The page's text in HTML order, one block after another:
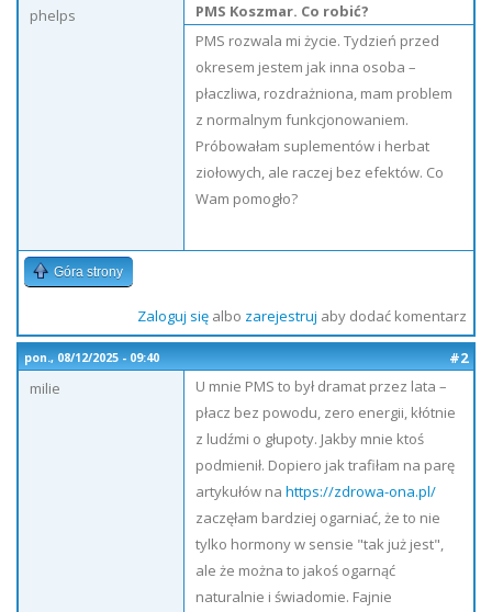
phelps
PMS Koszmar. Co robić?
PMS rozwala mi życie. Tydzień przed
okresem jestem jak inna osoba –
płaczliwa, rozdrażniona, mam problem
z normalnym funkcjonowaniem.
Próbowałam suplementów i herbat
ziołowych, ale raczej bez efektów. Co
Wam pomogło?
Góra strony
Zaloguj sięalbo zarejestruj aby dodać komentarz
pon., 08/12/2025 - 09:40
#2
milie
U mnie PMS to był dramat przez lata –
płacz bez powodu, zero energii, kłótnie
z ludźmi o głupoty. Jakby mnie ktoś
podmienił. Dopiero jak trafiłam na parę
artykułów na https://zdrowa-ona.pl/
zaczęłam bardziej ogarniać, że to nie
tylko hormony w sensie "tak już jest",
ale że można to jakoś ogarnąć
naturalnie i świadomie. Fajnie